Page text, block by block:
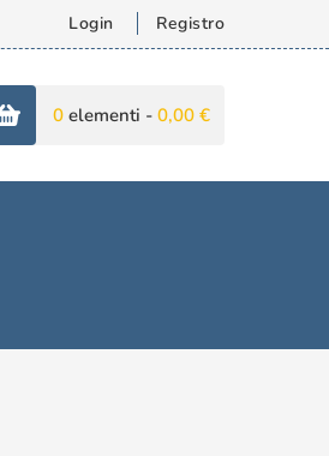
Login Registro
0 elementi - 0,00 €